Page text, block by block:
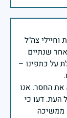
וחיילי צה״ל
שנתיים
על כתפינו –
את החסר. אנו
העת. דעו כי
ממשיכה